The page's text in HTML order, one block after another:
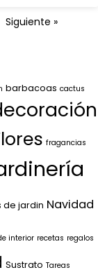
Siguiente »
barbacoas cactus
fragancias
de jardin Navidad
interior recetas regalos
Sustrato Tareas